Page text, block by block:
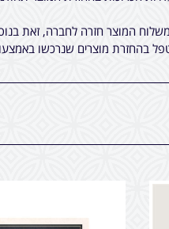
המוצר חזרה לחברה, זאת
בהחזרת מוצרים שנרכשו